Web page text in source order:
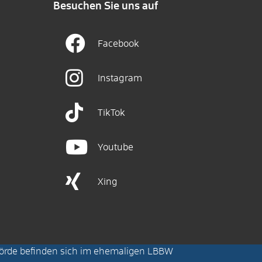
Besuchen Sie uns auf
Facebook
Instagram
TikTok
Youtube
Xing
befinden sich im ehemaligen LBBW